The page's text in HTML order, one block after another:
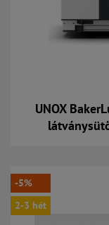
UNOX
-5%
2-3 hét